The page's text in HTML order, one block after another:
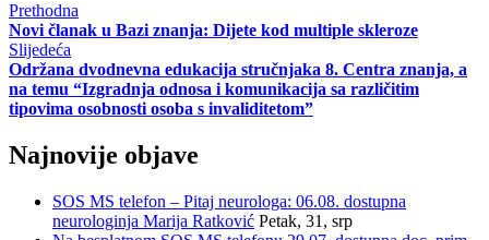
Prethodna
Novi članak u Bazi znanja: Dijete kod multiple skleroze
Slijedeća
Održana dvodnevna edukacija stručnjaka 8. Centra znanja, a
na temu “Izgradnja odnosa i komunikacija sa različitim
tipovima osobnosti osoba s invaliditetom”
Najnovije objave
SOS MS telefon – Pitaj neurologa: 06.08. dostupna
neurologinja Marija Ratković Petak, 31, srp